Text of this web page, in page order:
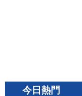
今日熱門